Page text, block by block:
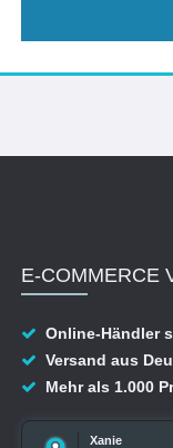
E-COMMERCE
Online-Händler
Versand aus
Mehr als 1.000
Xanie